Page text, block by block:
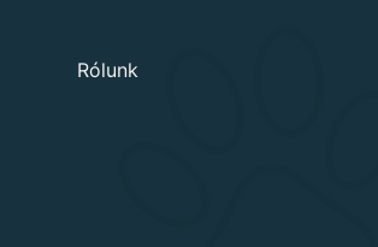
Rólunk